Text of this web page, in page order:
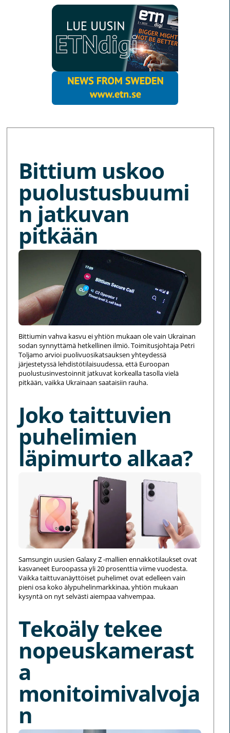
Bittium uskoo
puolustusbuumi
n jatkuvan
pitkään
Bittiumin vahva kasvu ei yhtiön mukaan ole vain Ukrainan
sodan synnyttämä hetkellinen ilmiö. Toimitusjohtaja Petri
Toljamo arvioi puolivuosikatsauksen yhteydessä
järjestetyssä lehdistötilaisuudessa, että Euroopan
puolustusinvestoinnit jatkuvat korkealla tasolla vielä
pitkään, vaikka Ukrainaan saataisiin rauha.
Joko taittuvien
puhelimien
läpimurto alkaa?
Samsungin uusien Galaxy Z -mallien ennakkotilaukset ovat
kasvaneet Euroopassa yli 20 prosenttia viime vuodesta.
Vaikka taittuvanäyttöiset puhelimet ovat edelleen vain
pieni osa koko älypuhelinmarkkinaa, yhtiön mukaan
kysyntä on nyt selvästi aiempaa vahvempaa.
Tekoäly tekee
nopeuskamerast
a
monitoimivalvoja
n